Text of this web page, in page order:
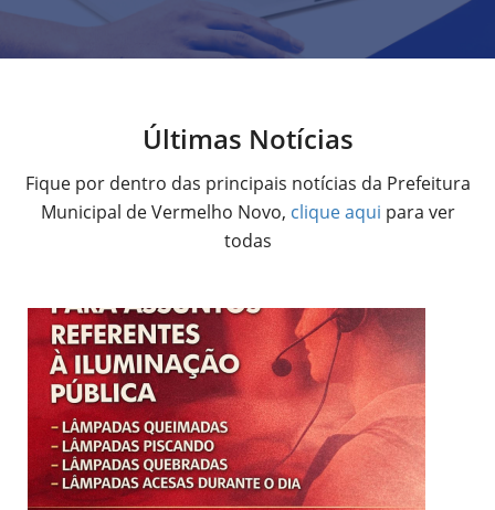
Últimas Notícias
Fique por dentro das principais notícias da Prefeitura
Municipal de Vermelho Novo, clique aqui para ver
todas